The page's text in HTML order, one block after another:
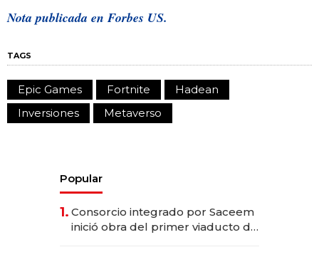
Nota publicada en Forbes US.
TAGS
Epic Games Fortnite
Hadean
Inversiones
Metaverso
Popular
1. Consorcio integrado por Saceem
inició obra del primer viaducto de